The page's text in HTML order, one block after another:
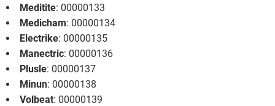
Meditite: 00000133
Medicham: 00000134
Electrike: 00000135
Manectric: 00000136
Plusle: 00000137
Minun: 00000138
Volbeat: 00000139